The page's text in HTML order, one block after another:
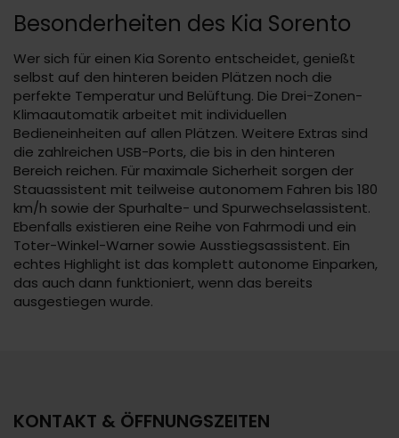
Besonderheiten des Kia Sorento
Wer sich für einen Kia Sorento entscheidet, genießt
selbst auf den hinteren beiden Plätzen noch die
perfekte Temperatur und Belüftung. Die Drei-Zonen-
Klimaautomatik arbeitet mit individuellen
Bedieneinheiten auf allen Plätzen. Weitere Extras sind
die zahlreichen USB-Ports, die bis in den hinteren
Bereich reichen. Für maximale Sicherheit sorgen der
Stauassistent mit teilweise autonomem Fahren bis 180
km/h sowie der Spurhalte- und Spurwechselassistent.
Ebenfalls existieren eine Reihe von Fahrmodi und ein
Toter-Winkel-Warner sowie Ausstiegsassistent. Ein
echtes Highlight ist das komplett autonome Einparken,
das auch dann funktioniert, wenn das bereits
ausgestiegen wurde.
KONTAKT & ÖFFNUNGSZEITEN